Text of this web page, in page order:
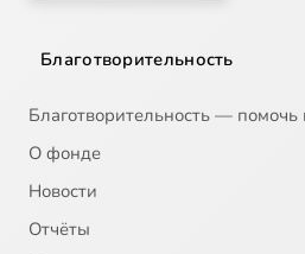
Благотворительность
Благотворительность —
О фонде
Новости
Отчёты